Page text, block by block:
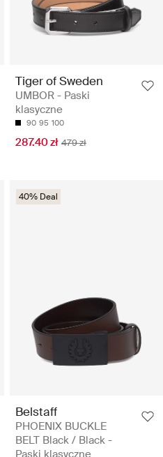
Tiger of Sweden
UMBOR - Paski
klasyczne
90 95 100
287.40 zł 479 zł
40% Deal
Belstaff
PHOENIX BUCKLE
BELT Black / Black -
Paski klasyczne